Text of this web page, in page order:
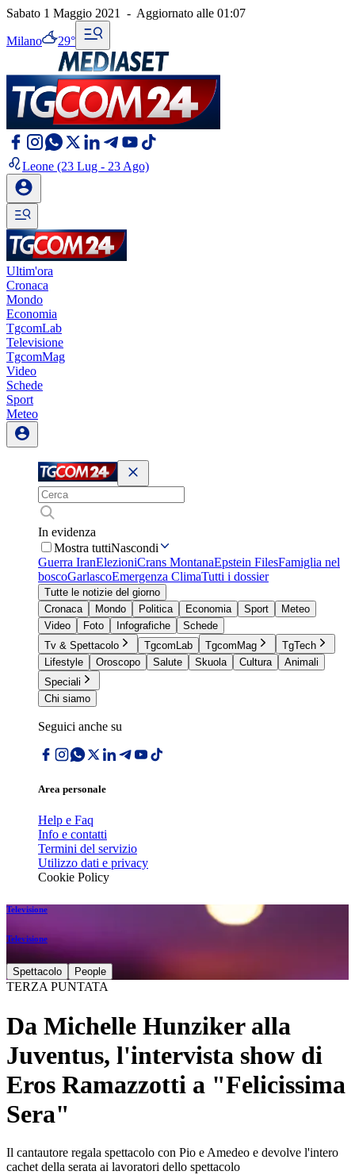
Sabato 1 Maggio 2021 - Aggiornato alle 01:07
Milano 29°
Leone (23 Lug - 23 Ago)
Ultim'ora
Cronaca
Mondo
Economia
TgcomLab
Televisione
TgcomMag
Video
Schede
Sport
Meteo
In evidenza
Mostra tuttiNascondi
Guerra IranElezioniCrans MontanaEpstein FilesFamiglia nel
boscoGarlascoEmergenza ClimaTutti i dossier
Tutte le notizie del giorno
Cronaca
Mondo Politica Economia Sport
Meteo
Video
Foto Infografiche
Schede
Tv & Spettacolo
TgcomLab TgcomMag
TgTech
Lifestyle
Oroscopo Salute Skuola Cultura
Animali
Speciali
Chi siamo
Seguici anche su
Area personale
Help e Faq
Info e contatti
Termini del servizio
Utilizzo dati e privacy
Cookie Policy
Televisione
Televisione
Spettacolo People
TERZA PUNTATA
Da Michelle Hunziker alla
Juventus, l'intervista show di
Eros Ramazzotti a "Felicissima
Sera"
Il cantautore regala spettacolo con Pio e Amedeo e devolve l'intero
cachet della serata ai lavoratori dello spettacolo